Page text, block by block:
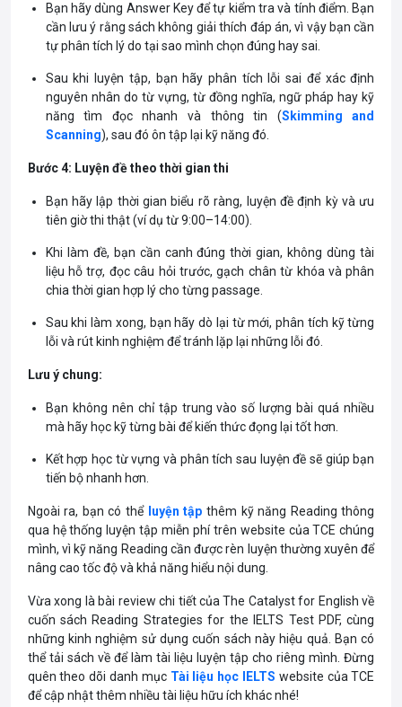
Bạn hãy dùng Answer Key để tự kiểm tra và tính điểm. Bạn
cần lưu ý rằng sách không giải thích đáp án, vì vậy bạn cần
tự phân tích lý do tại sao mình chọn đúng hay sai.
Sau khi luyện tập, bạn hãy phân tích lỗi sai để xác định
nguyên nhân do từ vựng, từ đồng nghĩa, ngữ pháp hay kỹ
năng tìm đọc nhanh và thông tin (Skimming and
Scanning), sau đó ôn tập lại kỹ năng đó.
Bước 4: Luyện đề theo thời gian thi
Bạn hãy lập thời gian biểu rõ ràng, luyện đề định kỳ và ưu
tiên giờ thi thật (ví dụ từ 9:00–14:00).
Khi làm đề, bạn cần canh đúng thời gian, không dùng tài
liệu hỗ trợ, đọc câu hỏi trước, gạch chân từ khóa và phân
chia thời gian hợp lý cho từng passage.
Sau khi làm xong, bạn hãy dò lại từ mới, phân tích kỹ từng
lỗi và rút kinh nghiệm để tránh lặp lại những lỗi đó.
Lưu ý chung:
Bạn không nên chỉ tập trung vào số lượng bài quá nhiều
mà hãy học kỹ từng bài để kiến thức đọng lại tốt hơn.
Kết hợp học từ vựng và phân tích sau luyện đề sẽ giúp bạn
tiến bộ nhanh hơn.
Ngoài ra, bạn có thể luyện tập thêm kỹ năng Reading thông
qua hệ thống luyện tập miễn phí trên website của TCE chúng
mình, vì kỹ năng Reading cần được rèn luyện thường xuyên để
nâng cao tốc độ và khả năng hiểu nội dung.
Vừa xong là bài review chi tiết của The Catalyst for English về
cuốn sách Reading Strategies for the IELTS Test PDF, cùng
những kinh nghiệm sử dụng cuốn sách này hiệu quả. Bạn có
thể tải sách về để làm tài liệu luyện tập cho riêng mình. Đừng
quên theo dõi danh mục Tài liệu học IELTS website của TCE
để cập nhật thêm nhiều tài liệu hữu ích khác nhé!